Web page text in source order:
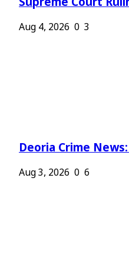
Supreme Court
Aug 4, 2026 0 3
Deoria Crime News:
Aug 3, 2026 0 6